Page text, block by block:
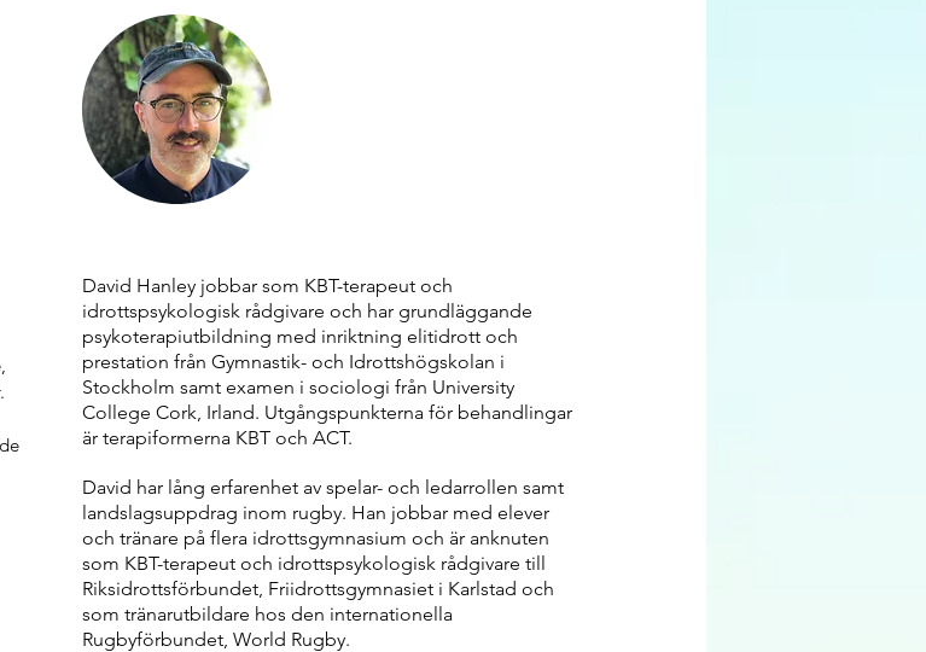
David Hanley jobbar som KBT-terapeut och
idrottspsykologisk rådgivare och har grundläggande
psykoterapiutbildning med inriktning elitidrott och
prestation från Gymnastik- och Idrottshögskolan i
Stockholm samt examen i sociologi från University
College Cork, Irland. Utgångspunkterna för behandlingar
är terapiformerna KBT och ACT.
David har lång erfarenhet av spelar- och ledarrollen samt
landslagsuppdrag inom rugby. ​Han jobbar med elever
och tränare på flera idrottsgymnasium och är anknuten
som KBT-terapeut och idrottspsykologisk rådgivare till
Riksidrottsförbundet, Friidrottsgymnasiet i Karlstad och
som tränarutbildare hos den internationella
Rugbyförbundet, World Rugby.